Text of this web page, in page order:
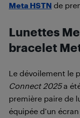
Meta HSTN de
Lunettes
bracelet
Le dévoilement le
Connect 2025a
première paire de
équipée d’un